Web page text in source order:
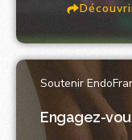
Soutenir
Engagez-